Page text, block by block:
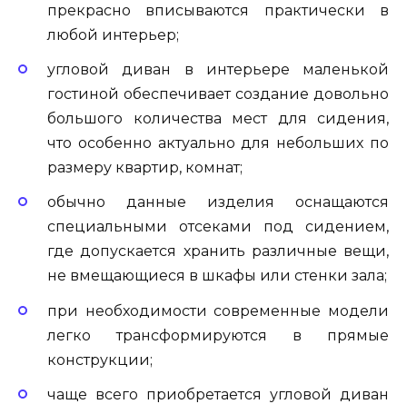
прекрасно вписываются практически в
любой интерьер;
угловой диван в интерьере маленькой
гостиной обеспечивает создание довольно
большого количества мест для сидения,
что особенно актуально для небольших по
размеру квартир, комнат;
обычно данные изделия оснащаются
специальными отсеками под сидением,
где допускается хранить различные вещи,
не вмещающиеся в шкафы или стенки зала;
при необходимости современные модели
легко трансформируются в прямые
конструкции;
чаще всего приобретается угловой диван